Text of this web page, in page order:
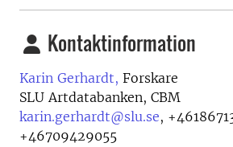
Kontaktinformation
Karin Gerhardt, Forskare
SLU Artdatabanken, CBM
karin.gerhardt@slu.se,
+46709429055